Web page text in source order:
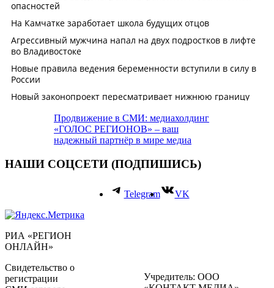
Продвижение в СМИ: медиахолдинг
«ГОЛОС РЕГИОНОВ» – ваш
надежный партнёр в мире медиа
НАШИ СОЦСЕТИ (ПОДПИШИСЬ)
Telegram VK
РИА «РЕГИОН
ОНЛАЙН»
Свидетельство о
регистрации
Учредитель: ООО